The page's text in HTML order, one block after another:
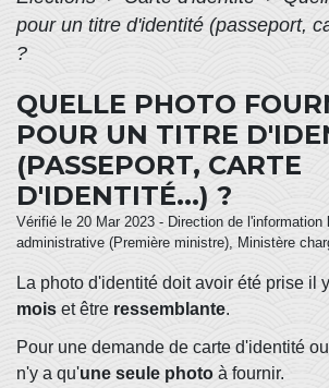
pour un titre d'identité (passeport,
?
QUELLE PHOTO
POUR UN TITRE
(PASSEPORT, CARTE
D'IDENTITÉ...) ?
Vérifié le 20 Mar 2023 - Direction de l'information
administrative (Première ministre), Ministère
La photo d'identité doit avoir été prise il
mois et être ressemblante.
Pour une demande de carte d'identité
n'y a qu'une seule photo à fournir.